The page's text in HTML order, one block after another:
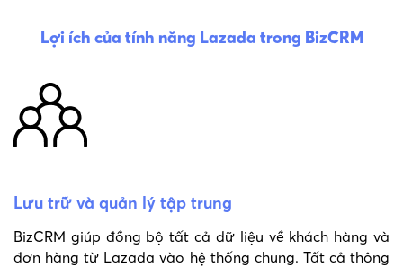
Lợi ích của tính năng Lazada trong BizCRM
Lưu trữ và quản lý tập trung
BizCRM giúp đồng bộ tất cả dữ liệu về khách hàng và
đơn hàng từ Lazada vào hệ thống chung. Tất cả thông